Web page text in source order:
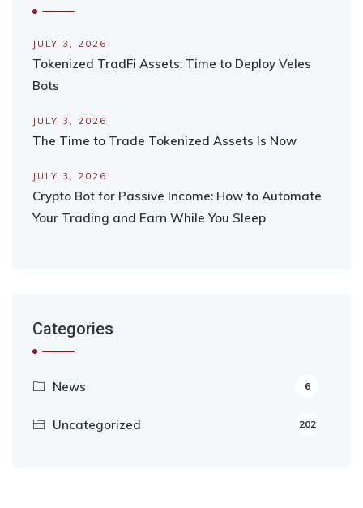
JULY 3, 2026
Tokenized TradFi Assets: Time to Deploy Veles
Bots
JULY 3, 2026
The Time to Trade Tokenized Assets Is Now
JULY 3, 2026
Crypto Bot for Passive Income: How to Automate
Your Trading and Earn While You Sleep
Categories
News 6
Uncategorized 202